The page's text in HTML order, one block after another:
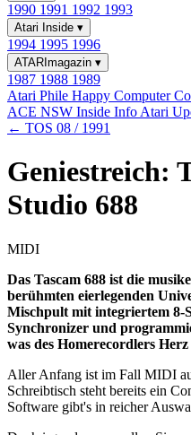
1990 1991 1992 1993
Atari Inside ▾
1994 1995 1996
ATARImagazin ▾
1987 1988 1989
Atari Phile Happy Computer
ACE NSW Inside Info Atari
← TOS 08 / 1991
Geniestreich:
Studio 688
MIDI
Das Tascam 688 ist die
berühmten eierlegenden
Mischpult mit integriertem
Synchronizer und
was des Homerecordlers
Aller Anfang ist im Fall MIDI
Schreibtisch steht bereits ein
Software gibt's in reicher